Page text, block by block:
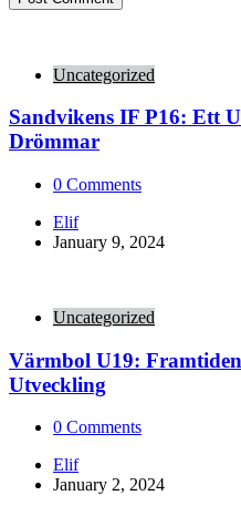
Uncategorized
Sandvikens IF P16: Ett
Drömmar
0 Comments
Posted
by
Elif
January 9, 2024
Uncategorized
Värmbol U19:
Utveckling
0 Comments
Posted
by
Elif
January 2, 2024